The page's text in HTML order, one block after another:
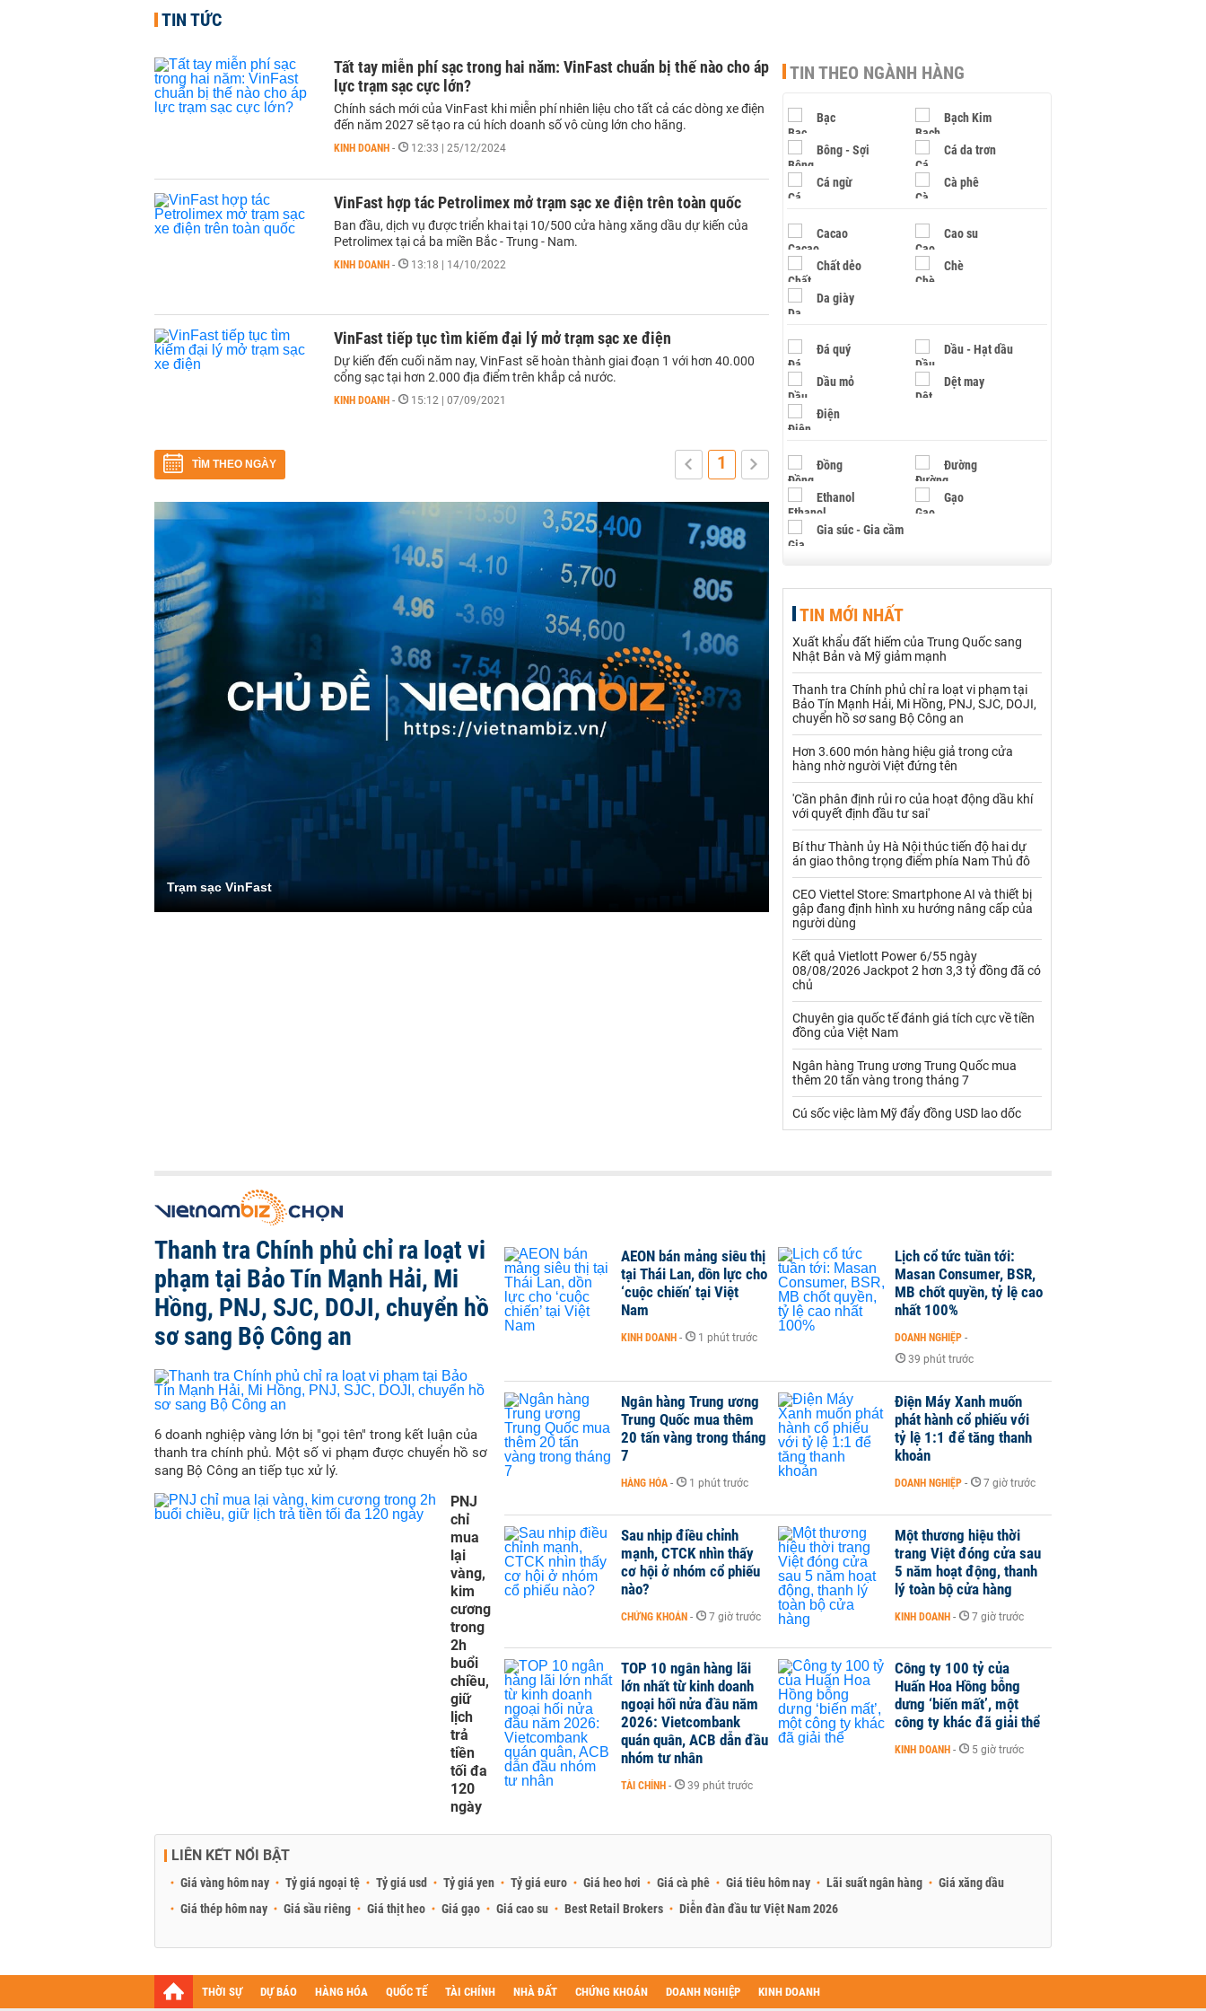
TIN TỨC
Tất tay miễn phí sạc trong hai năm: VinFast chuẩn bị thế nào cho áp
lực trạm sạc cực lớn?
Chính sách mới của VinFast khi miễn phí nhiên liệu cho tất cả các dòng xe điện
đến năm 2027 sẽ tạo ra cú hích doanh số vô cùng lớn cho hãng.
KINH DOANH - 12:33 | 25/12/2024
VinFast hợp tác Petrolimex mở trạm sạc xe điện trên toàn quốc
Ban đầu, dịch vụ được triển khai tại 10/500 cửa hàng xăng dầu dự kiến của
Petrolimex tại cả ba miền Bắc - Trung - Nam.
KINH DOANH - 13:18 | 14/10/2022
VinFast tiếp tục tìm kiếm đại lý mở trạm sạc xe điện
Dự kiến đến cuối năm nay, VinFast sẽ hoàn thành giai đoạn 1 với hơn 40.000
cổng sạc tại hơn 2.000 địa điểm trên khắp cả nước.
KINH DOANH - 15:12 | 07/09/2021
TÌM THEO NGÀY 1
Trạm sạc VinFast
TIN THEO NGÀNH HÀNG
Bạc Bạch Kim
Bông - Sợi Cá da trơn
Cá ngừ Cà phê
Cacao Cao su
Chất dẻo Chè
Da giày
Đá quý Dầu - Hạt dầu
Dầu mỏ Dệt may
Điện
Đồng Đường
Ethanol Gạo
Gia súc - Gia cầm
Hạt điều
Khí đốt
Kim loại khác Mắc ca
Ngũ cốc
Nhựa - Hạt nhựa
Palladium
Rau - Củ -Quả Sắt thép
Sữa
Than
Thủy hải sản khác Tôm
VLXD khác
Xi măng - Clynker
TIN MỚI NHẤT
Xuất khẩu đất hiếm của Trung Quốc sang
Nhật Bản và Mỹ giảm mạnh
Thanh tra Chính phủ chỉ ra loạt vi phạm tại
Bảo Tín Mạnh Hải, Mi Hồng, PNJ, SJC, DOJI,
chuyển hồ sơ sang Bộ Công an
Hơn 3.600 món hàng hiệu giả trong cửa
hàng nhờ người Việt đứng tên
'Cần phân định rủi ro của hoạt động dầu khí
với quyết định đầu tư sai'
Bí thư Thành ủy Hà Nội thúc tiến độ hai dự
án giao thông trọng điểm phía Nam Thủ đô
CEO Viettel Store: Smartphone AI và thiết bị
gập đang định hình xu hướng nâng cấp của
người dùng
Kết quả Vietlott Power 6/55 ngày
08/08/2026 Jackpot 2 hơn 3,3 tỷ đồng đã có
chủ
Chuyên gia quốc tế đánh giá tích cực về tiền
đồng của Việt Nam
Ngân hàng Trung ương Trung Quốc mua
thêm 20 tấn vàng trong tháng 7
Cú sốc việc làm Mỹ đẩy đồng USD lao dốc
Thanh tra Chính phủ chỉ ra loạt vi
phạm tại Bảo Tín Mạnh Hải, Mi
Hồng, PNJ, SJC, DOJI, chuyển hồ
sơ sang Bộ Công an
6 doanh nghiệp vàng lớn bị "gọi tên" trong kết luận của
thanh tra chính phủ. Một số vi phạm được chuyển hồ sơ
sang Bộ Công an tiếp tục xử lý.
PNJ
chỉ
mua
lại
vàng,
kim
cương
trong
2h
buổi
chiều,
giữ
lịch
trả
tiền
tối đa
120
ngày
AEON bán mảng siêu thị
tại Thái Lan, dồn lực cho
‘cuộc chiến’ tại Việt
Nam
KINH DOANH - 1 phút trước
Lịch cổ tức tuần tới:
Masan Consumer, BSR,
MB chốt quyền, tỷ lệ cao
nhất 100%
DOANH NGHIỆP -
39 phút trước
Ngân hàng Trung ương
Trung Quốc mua thêm
20 tấn vàng trong tháng
7
HÀNG HÓA - 1 phút trước
Điện Máy Xanh muốn
phát hành cổ phiếu với
tỷ lệ 1:1 để tăng thanh
khoản
DOANH NGHIỆP - 7 giờ trước
Sau nhịp điều chỉnh
mạnh, CTCK nhìn thấy
cơ hội ở nhóm cổ phiếu
nào?
CHỨNG KHOÁN - 7 giờ trước
Một thương hiệu thời
trang Việt đóng cửa sau
5 năm hoạt động, thanh
lý toàn bộ cửa hàng
KINH DOANH - 7 giờ trước
TOP 10 ngân hàng lãi
lớn nhất từ kinh doanh
ngoại hối nửa đầu năm
2026: Vietcombank
quán quân, ACB dẫn đầu
nhóm tư nhân
TÀI CHÍNH - 39 phút trước
Công ty 100 tỷ của
Huấn Hoa Hồng bỗng
dưng ‘biến mất’, một
công ty khác đã giải thể
KINH DOANH - 5 giờ trước
LIÊN KẾT NỔI BẬT
Giá vàng hôm nay Tỷ giá ngoại tệ Tỷ giá usd Tỷ giá yen Tỷ giá euro Giá heo hơi Giá cà phê Giá tiêu hôm nay Lãi suất ngân hàng
Giá xăng dầu
Giá thép hôm nay
Giá sầu riêng Giá thịt heo Giá gạo Giá cao su Best Retail Brokers Diễn đàn đầu tư Việt Nam 2026
THỜI SỰ DỰ BÁO HÀNG HÓA QUỐC TẾ TÀI CHÍNH NHÀ ĐẤT CHỨNG KHOÁN DOANH NGHIỆP KINH DOANH